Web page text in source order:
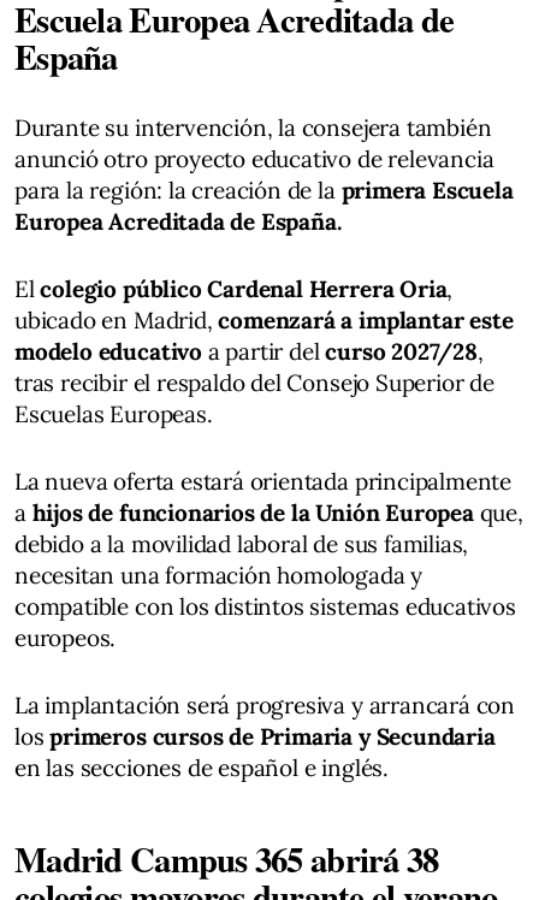
Escuela Europea Acreditada de
España
Durante su intervención, la consejera también
anunció otro proyecto educativo de relevancia
para la región: la creación de la primera Escuela
Europea Acreditada de España.
Elcolegio público Cardenal Herrera Oria,
ubicado en Madrid,comenzará a implantar este
modelo educativoa partir delcurso 2027/28,
tras recibir el respaldo del Consejo Superior de
Escuelas Europeas.
La nueva oferta estará orientada principalmente
a hijos de funcionarios de la Unión Europeaque,
debido a la movilidad laboral de sus familias,
necesitan una formación homologada y
compatible con los distintos sistemas educativos
europeos.
La implantación será progresiva y arrancará con
losprimeros cursos de Primaria y Secundaria
en las secciones de español e inglés.
Madrid Campus 365 abrirá 38